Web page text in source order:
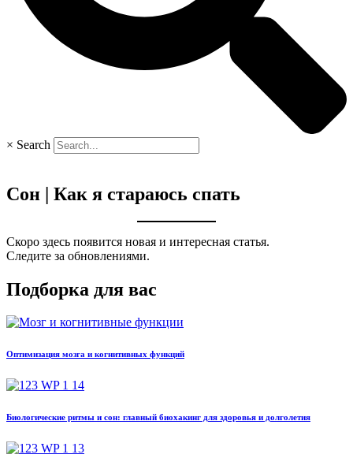
× Search
Сон | Как я стараюсь спать
Скоро здесь появится новая и интересная статья.
Следите за обновлениями.
Подборка для вас
Оптимизация мозга и когнитивных функций
Биологические ритмы и сон: главный биохакинг для здоровья и долголетия